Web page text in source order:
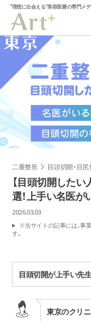
”理想に出会える”美容医療の専門メ
二重整形 目頭切開・目尻
【目頭切開した
選！上手い名医が
2026.03.03
※当サイトの記事には、事
す。
目頭切開が上手い先
東京のクリ